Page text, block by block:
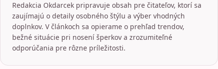
Redakcia Okdarcek pripravuje obsah pre čitateľov, ktorí sa
zaujímajú o detaily osobného štýlu a výber vhodných
doplnkov. V článkoch sa opierame o prehľad trendov,
bežné situácie pri nosení šperkov a zrozumiteľné
odporúčania pre rôzne príležitosti.